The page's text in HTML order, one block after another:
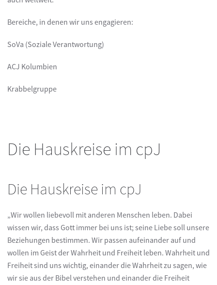
Bereiche, in denen wir uns engagieren:
SoVa (Soziale Verantwortung)
ACJ Kolumbien
Krabbelgruppe
Die Hauskreise im cpJ
Die Hauskreise im cpJ
„Wir wollen liebevoll mit anderen Menschen leben. Dabei
wissen wir, dass Gott immer bei uns ist; seine Liebe soll unsere
Beziehungen bestimmen. Wir passen aufeinander auf und
wollen im Geist der Wahrheit und Freiheit leben. Wahrheit und
Freiheit sind uns wichtig, einander die Wahrheit zu sagen, wie
wir sie aus der Bibel verstehen und einander die Freiheit